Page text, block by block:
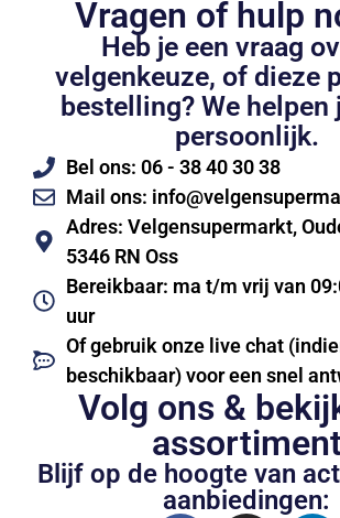
Vragen of hulp
Heb je een vraag
velgenkeuze, of dieze
bestelling? We helpen
persoonlijk.
Bel ons: 06 - 38 40 30 38
Mail ons:
Adres: Velgensupermarkt,
5346 RN Oss
Bereikbaar: ma t/m vrij van
uur
Of gebruik onze live chat
beschikbaar) voor een snel
Volg ons &
assortiment
Blijf op de hoogte van
aanbiedingen: